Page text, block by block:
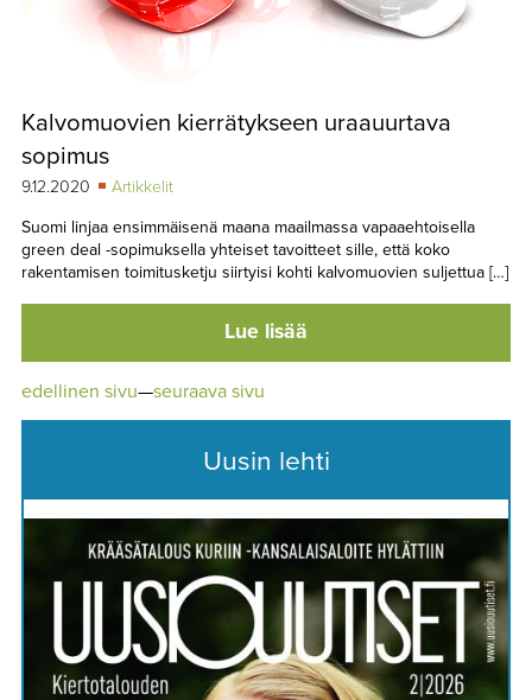
Kalvomuovien kierrätykseen uraauurtava
sopimus
9.12.2020
Artikkelit
Suomi linjaa ensimmäisenä maana maailmassa vapaaehtoisella
green deal -sopimuksella yhteiset tavoitteet sille, että koko
rakentamisen toimitusketju siirtyisi kohti kalvomuovien suljettua […]
Lue lisää
edellinen sivu—seuraava sivu
Uusin lehti